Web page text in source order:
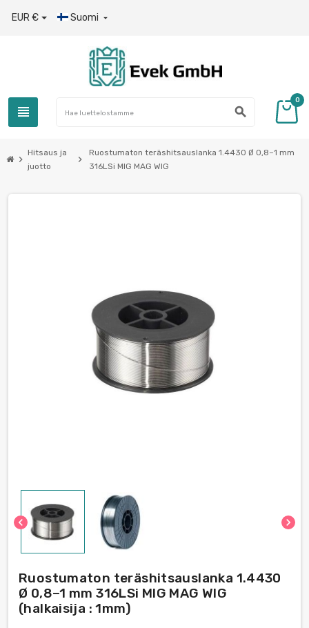
EUR € Suomi 
view_headline search
0
chevron_right
Hitsaus ja
juotto
chevron_right
Ruostumaton teräshitsauslanka 1.4430 Ø 0,8–1 mm
316LSi MIG MAG WIG
chevron_left chevron_right
Ruostumaton teräshitsauslanka 1.4430
Ø 0,8–1 mm 316LSi MIG MAG WIG
(halkaisija : 1mm)